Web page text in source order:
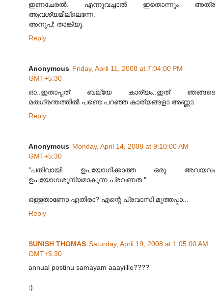
ഇണചേരല്‍. എന്നുവച്ചാല്‍ ഇതൊന്നും അത്ര
ആവശ്യമില്ലെന്നേ.
അനൂപ്: താങ്ക്യു.
Reply
Anonymous Friday, April 11, 2008 at 7:04:00 PM
GMT+5:30
ഓ..ഇതാപ്പത് ബല്യേ കാര്യം..ഇത് ഞങ്ങടെ
മതഗ്രന്തത്തില്‍ പണ്ടെ പറഞ്ഞ കാര്യങ്ങളാ അണ്ണാ.
Reply
Anonymous Monday, April 14, 2008 at 9:10:00 AM
GMT+5:30
"പതിവായി ഉപയോഗിക്കാത്ത ഒരു അവയവം
ഉപയോഗശൂന്യമാകുന്ന പ്രവണത."
ഒള്ളതാണോ എതിരാ? എന്റെ പ്രവാസി മുത്തപ്പാ...
Reply
SUNISH THOMAS Saturday, April 19, 2008 at 1:05:00 AM
GMT+5:30
annual postinu samayam aaayillle????
:)